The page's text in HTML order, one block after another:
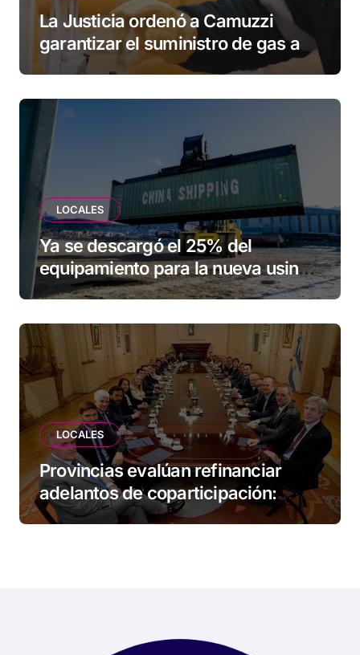
La Justicia ordenó a Camuzzi
garantizar el suministro de gas a
una familia de Tolhuin
LOCALES
Ya se descargó el 25% del
equipamiento para la nueva usina
de Ushuaia
LOCALES
Provincias evalúan refinanciar
adelantos de coparticipación:
Tierra del Fuego, entre las